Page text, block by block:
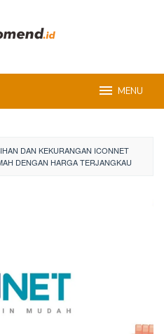
MENU
DAN KEKURANGAN ICONNET
DENGAN HARGA TERJANGKAU